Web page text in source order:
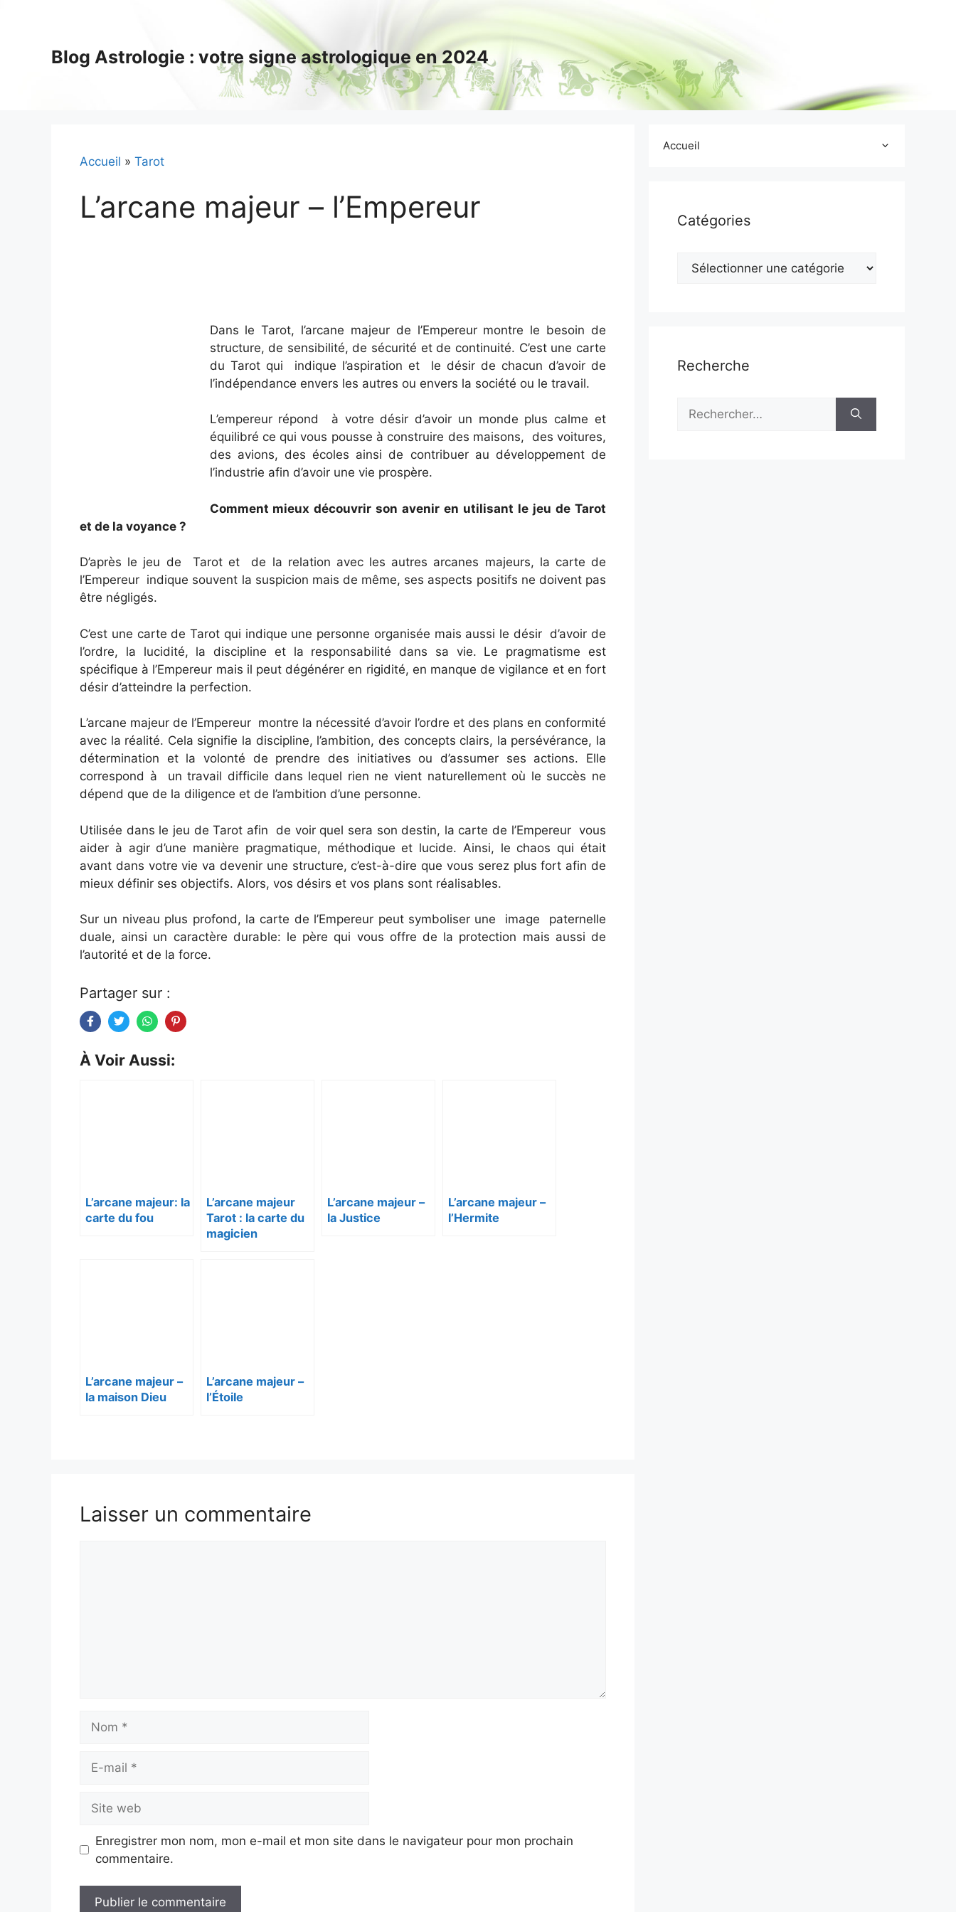
Blog Astrologie : votre signe astrologique en 2024
Accueil » Tarot
L’arcane majeur – l’Empereur
Dans le Tarot, l’arcane majeur de l’Empereur montre le besoin de
structure, de sensibilité, de sécurité et de continuité. C’est une carte
du Tarot qui indique l’aspiration et le désir de chacun d’avoir de
l’indépendance envers les autres ou envers la société ou le travail.
L’empereur répond à votre désir d’avoir un monde plus calme et
équilibré ce qui vous pousse à construire des maisons, des voitures,
des avions, des écoles ainsi de contribuer au développement de
l’industrie afin d’avoir une vie prospère.
Comment mieux découvrir son avenir en utilisant le jeu de Tarot
et de la voyance ?
D’après le jeu de Tarot et de la relation avec les autres arcanes majeurs, la carte de
l’Empereur indique souvent la suspicion mais de même, ses aspects positifs ne doivent pas
être négligés.
C’est une carte de Tarot qui indique une personne organisée mais aussi le désir d’avoir de
l’ordre, la lucidité, la discipline et la responsabilité dans sa vie. Le pragmatisme est
spécifique à l’Empereur mais il peut dégénérer en rigidité, en manque de vigilance et en fort
désir d’atteindre la perfection.
L’arcane majeur de l’Empereur montre la nécessité d’avoir l’ordre et des plans en conformité
avec la réalité. Cela signifie la discipline, l’ambition, des concepts clairs, la persévérance, la
détermination et la volonté de prendre des initiatives ou d’assumer ses actions. Elle
correspond à un travail difficile dans lequel rien ne vient naturellement où le succès ne
dépend que de la diligence et de l’ambition d’une personne.
Utilisée dans le jeu de Tarot afin de voir quel sera son destin, la carte de l’Empereur vous
aider à agir d’une manière pragmatique, méthodique et lucide. Ainsi, le chaos qui était
avant dans votre vie va devenir une structure, c’est-à-dire que vous serez plus fort afin de
mieux définir ses objectifs. Alors, vos désirs et vos plans sont réalisables.
Sur un niveau plus profond, la carte de l’Empereur peut symboliser une image paternelle
duale, ainsi un caractère durable: le père qui vous offre de la protection mais aussi de
l’autorité et de la force.
Partager sur :
À Voir Aussi:
L’arcane majeur: la
carte du fou
L’arcane majeur
Tarot : la carte du
magicien
L’arcane majeur –
la Justice
L’arcane majeur –
l’Hermite
L’arcane majeur –
la maison Dieu
L’arcane majeur –
l’Étoile
Laisser un commentaire
mail
web
Enregistrer mon nom, mon e-mail et mon site dans le navigateur pour mon prochain
commentaire.
Accueil
Catégories
Catégories
Recherche
Rechercher :